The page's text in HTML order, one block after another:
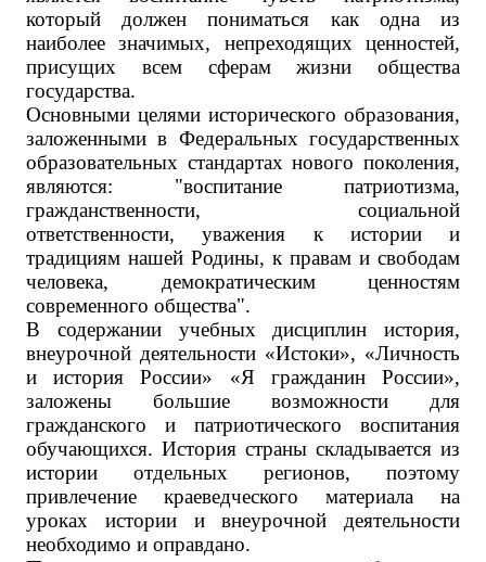
который должен пониматься как одна из
наиболее значимых, непреходящих ценностей,
присущих всем сферам жизни общества
государства.
Основными целями исторического образования,
заложенными в Федеральных государственных
образовательных стандартах нового поколения,
являются: "воспитание патриотизма,
гражданственности, социальной
ответственности, уважения к истории и
традициям нашей Родины, к правам и свободам
человека, демократическим ценностям
современного общества".
В содержании учебных дисциплин история,
внеурочной деятельности «Истоки», «Личность
и история России» «Я гражданин России»,
заложены большие возможности для
гражданского и патриотического воспитания
обучающихся. История страны складывается из
истории отдельных регионов, поэтому
привлечение краеведческого материала на
уроках истории и внеурочной деятельности
необходимо и оправдано.